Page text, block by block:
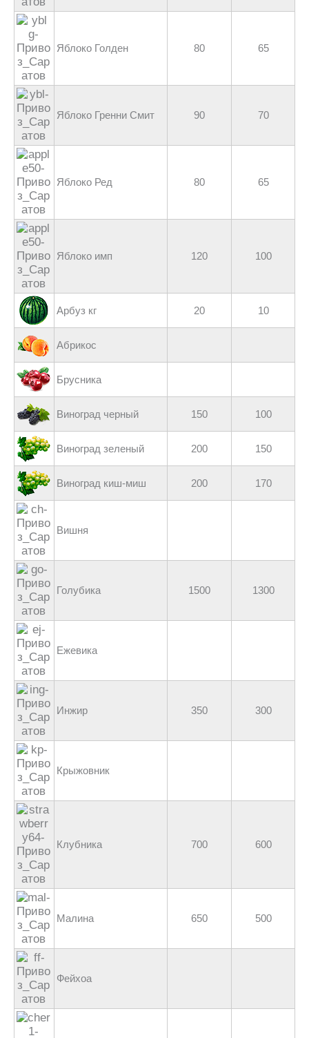
Яблоко Голден 80 65
Яблоко Гренни Смит 90 70
Яблоко Ред 80 65
Яблоко имп 120 100
Арбуз кг 20 10
Абрикос
Брусника
Виноград черный 150 100
Виноград зеленый 200 150
Виноград киш-миш 200 170
Вишня
Голубика 1500 1300
Ежевика
Инжир 350 300
Крыжовник
Клубника 700 600
Малина 650 500
Фейхоа